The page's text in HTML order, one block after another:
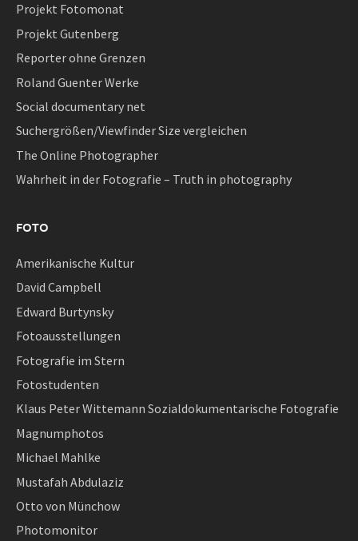
Projekt Fotomonat
Projekt Gutenberg
Reporter ohne Grenzen
Roland Guenter Werke
Social documentary net
Suchergrößen/Viewfinder Size vergleichen
The Online Photographer
Wahrheit in der Fotografie – Truth in photography
FOTO
Amerikanische Kultur
David Campbell
Edward Burtynsky
Fotoausstellungen
Fotografie im Stern
Fotostudenten
Klaus Peter Wittemann Sozialdokumentarische Fotografie
Magnumphotos
Michael Mahlke
Mustafah Abdulaziz
Otto von Münchow
Photomonitor